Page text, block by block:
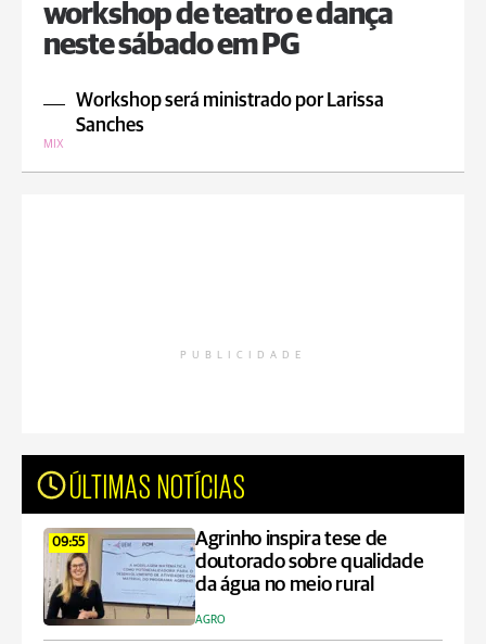
workshop de teatro e dança
neste sábado em PG
Workshop será ministrado por Larissa
Sanches
MIX
PUBLICIDADE
ÚLTIMAS NOTÍCIAS
09:55
Agrinho inspira tese de
doutorado sobre qualidade
da água no meio rural
AGRO